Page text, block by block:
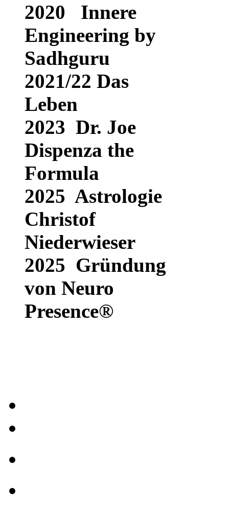
2020 Innere
Engineering by
Sadhguru
2021/22 Das
Leben
2023 Dr. Joe
Dispenza the
Formula
2025 Astrologie
Christof
Niederwieser
2025 Gründung
von Neuro
Presence®